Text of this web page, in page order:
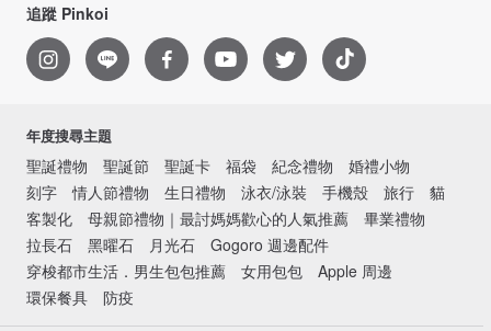
追蹤 Pinkoi
年度搜尋主題
聖誕禮物 聖誕節 聖誕卡 福袋 紀念禮物
婚禮小物
刻字
情人節禮物 生日禮物 泳衣/泳裝 手機殼 旅行
貓
客製化
母親節禮物｜最討媽媽歡心的人氣推薦
畢業禮物
拉長石
黑曜石 月光石
Gogoro 週邊配件
穿梭都市生活．男生包包推薦
女用包包
Apple 周邊
環保餐具
防疫